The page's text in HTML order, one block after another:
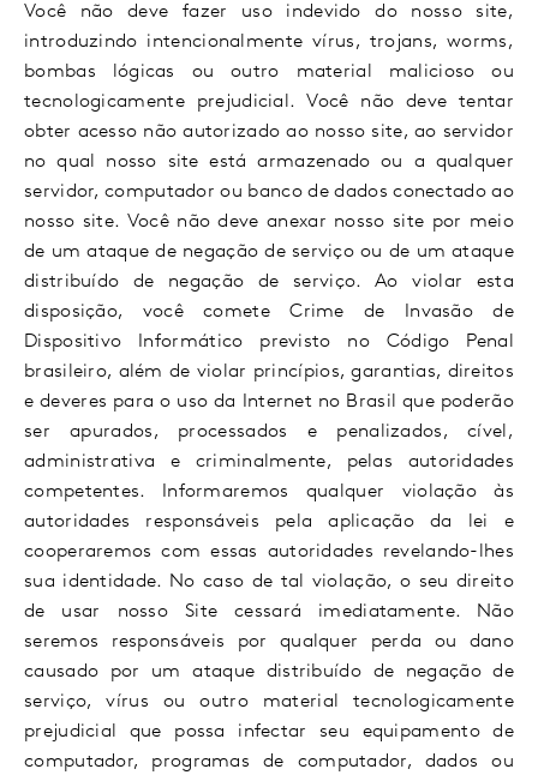
Você não deve fazer uso indevido do nosso site,
introduzindo intencionalmente vírus, trojans, worms,
bombas lógicas ou outro material malicioso ou
tecnologicamente prejudicial. Você não deve tentar
obter acesso não autorizado ao nosso site, ao servidor
no qual nosso site está armazenado ou a qualquer
servidor, computador ou banco de dados conectado ao
nosso site. Você não deve anexar nosso site por meio
de um ataque de negação de serviço ou de um ataque
distribuído de negação de serviço. Ao violar esta
disposição, você comete Crime de Invasão de
Dispositivo Informático previsto no Código Penal
brasileiro, além de violar princípios, garantias, direitos
e deveres para o uso da Internet no Brasil que poderão
ser apurados, processados e penalizados, cível,
administrativa e criminalmente, pelas autoridades
competentes. Informaremos qualquer violação às
autoridades responsáveis pela aplicação da lei e
cooperaremos com essas autoridades revelando-lhes
sua identidade. No caso de tal violação, o seu direito
de usar nosso Site cessará imediatamente. Não
seremos responsáveis por qualquer perda ou dano
causado por um ataque distribuído de negação de
serviço, vírus ou outro material tecnologicamente
prejudicial que possa infectar seu equipamento de
computador, programas de computador, dados ou